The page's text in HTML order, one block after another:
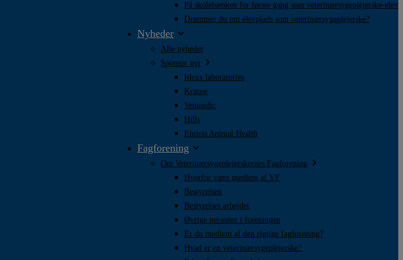
På skolebænken for første gang som veterinærsygeplejerske-elev
Drømmer du om elevplads som veterinærsygeplejerske?
Nyheder
Alle nyheder
Sponsor nyt
Idexx laboratories
Kruuse
Vetnordic
Hills
Enovis Animal Health
Fagforening
Om Veterinærsygeplejerskernes Fagforening
Hvorfor være medlem af VF
Bestyrelsen
Bestyrelses arbejdet
Øvrige personer i foreningen
Er du medlem af den rigtige fagforening?
Hvad er en veterinærsygeplejerske?